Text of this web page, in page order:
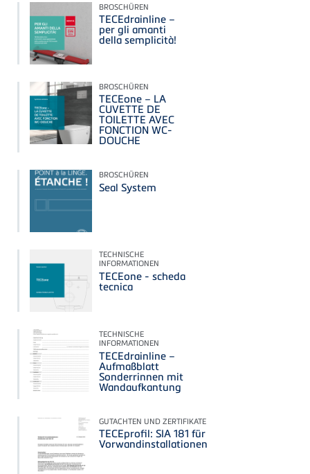
BROSCHÜREN
TECEdrainline –
per gli amanti
della semplicità!
BROSCHÜREN
TECEone – LA
CUVETTE DE
TOILETTE AVEC
FONCTION WC-
DOUCHE
BROSCHÜREN
Seal System
TECHNISCHE
INFORMATIONEN
TECEone - scheda
tecnica
TECHNISCHE
INFORMATIONEN
TECEdrainline –
Aufmaßblatt
Sonderrinnen mit
Wandaufkantung
GUTACHTEN UND ZERTIFIKATE
TECEprofil: SIA 181 für
Vorwandinstallationen